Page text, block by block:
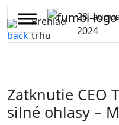
Skip
to
content
Prehľad
trhu
28.
2024
Zatknutie CEO
silné ohlasy –